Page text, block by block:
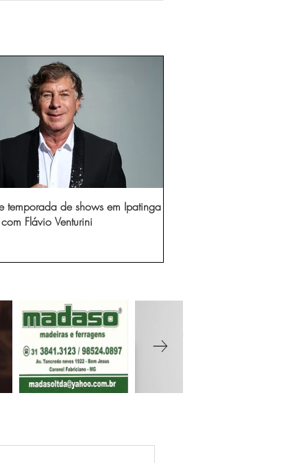
temporada de shows em Ipatinga
com Flávio Venturini